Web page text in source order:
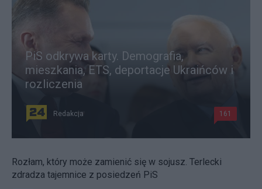
PiS odkrywa karty. Demografia,
mieszkania, ETS, deportacje Ukraińców i
rozliczenia
Redakcja 161
Rozłam, który może zamienić się w sojusz. Terlecki
zdradza tajemnice z posiedzeń PiS